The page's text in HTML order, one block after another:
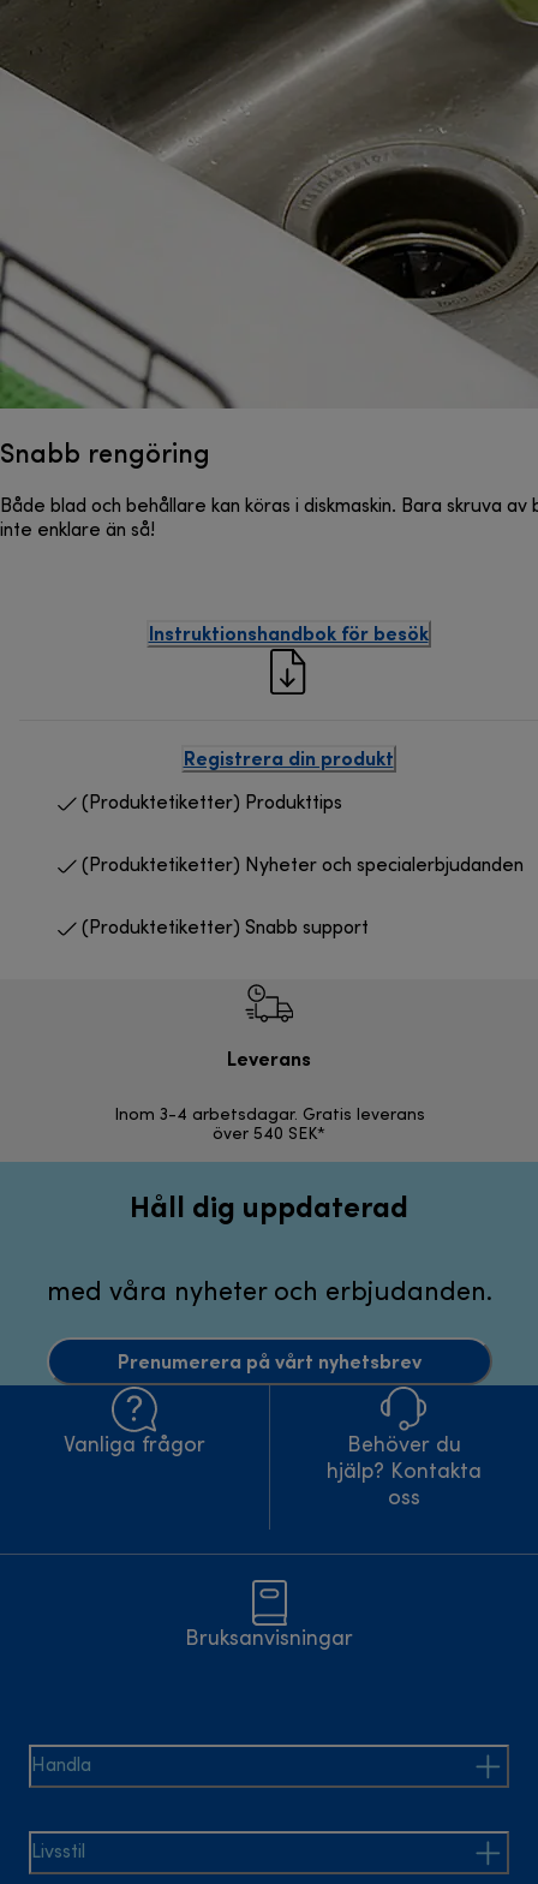
Snabb rengöring
Både blad och behållare kan köras i diskmaskin. Bara skruva
inte enklare än så!
Instruktionshandbok för besök
Registrera din produkt
(Produktetiketter) Produkttips
(Produktetiketter) Nyheter och specialerbjudanden
(Produktetiketter) Snabb support
Leverans
Inom 3-4 arbetsdagar. Gratis leverans
över 540 SEK*
Håll dig uppdaterad
med våra nyheter och erbjudanden.
Prenumerera på vårt nyhetsbrev
Vanliga frågor
Behöver du
hjälp? Kontakta
oss
Bruksanvisningar
Handla
Livsstil